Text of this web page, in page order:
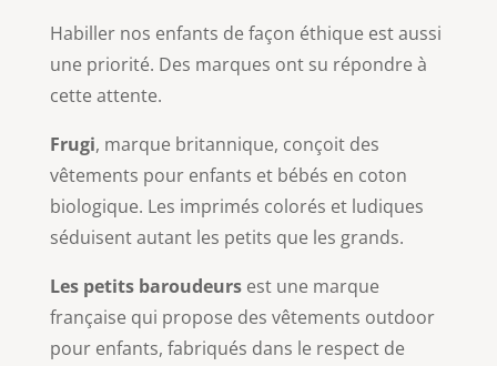
Habiller nos enfants de façon éthique est aussi
une priorité. Des marques ont su répondre à
cette attente.
Frugi, marque britannique, conçoit des
vêtements pour enfants et bébés en coton
biologique. Les imprimés colorés et ludiques
séduisent autant les petits que les grands.
Les petits baroudeursest une marque
française qui propose des vêtements outdoor
pour enfants, fabriqués dans le respect de